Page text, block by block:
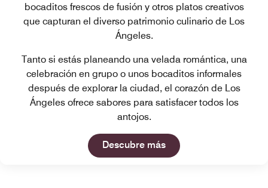
bocaditos frescos de fusión y otros platos creativos
que capturan el diverso patrimonio culinario de Los
Ángeles.
Tanto si estás planeando una velada romántica, una
celebración en grupo o unos bocaditos informales
después de explorar la ciudad, el corazón de Los
Ángeles ofrece sabores para satisfacer todos los
antojos.
Descubre másOpen in New Tab